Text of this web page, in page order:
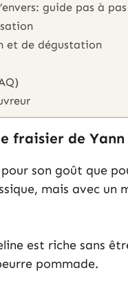
guide pas à pas
et de dégustation
fraisier de
son goût que
mais avec un
est riche sans
pommade.